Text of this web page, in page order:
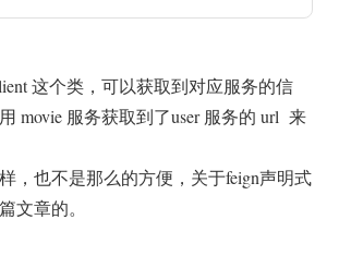
这个类，可以获取到对应服务的信
movie 服务获取到了user 服务的 url 来
，也不是那么的方便，关于feign声明式
文章的。